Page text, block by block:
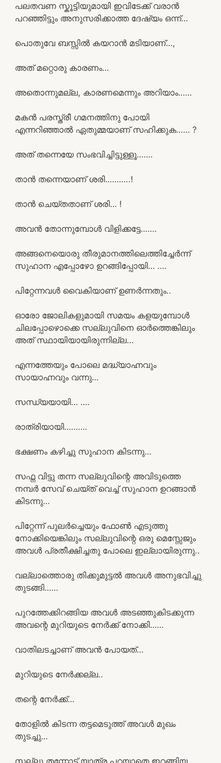
പലതവണ സ്കൂട്ടിയുമായി ഇവിടേക്ക് വരാൻ
പറഞ്ഞിട്ടും അനുസരിക്കാത്ത ദേഷ്യം ഒന്ന്…
പൊതുവേ ബസ്സിൽ കയറാൻ മടിയാണ്…,
അത് മറ്റൊരു കാരണം…
അതൊന്നുമല്ല, കാരണമെന്നും അറിയാം……
മകൻ പരസ്ത്രീ ഗമനത്തിനു പോയി
എന്നറിഞ്ഞാൽ ഏതുമ്മയാണ് സഹിക്കുക…… ?
അത് തന്നെയേ സംഭവിച്ചിട്ടുള്ളൂ…….
താൻ തന്നെയാണ് ശരി………..!
താൻ ചെയ്തതാണ് ശരി… !
അവൻ തോന്നുമ്പോൾ വിളിക്കട്ടേ…….
അങ്ങനെയൊരു തീരുമാനത്തിലെത്തിച്ചേർന്ന്
സുഹാന എപ്പോഴോ ഉറങ്ങിപ്പോയി… ….
പിറ്റേന്നവൾ വൈകിയാണ് ഉണർന്നതും..
ഓരോ ജോലികളുമായി സമയം കളയുമ്പോൾ
ചിലപ്പോഴൊക്കെ സല്ലുവിനെ ഓർത്തെങ്കിലും
അത് സ്ഥായിയായിരുന്നില്ല…
എന്നത്തേയും പോലെ മദ്ധ്യാഹ്നവും
സായാഹ്നവും വന്നു…
സന്ധ്യയായി… ….
രാത്രിയായി……….
ഭക്ഷണം കഴിച്ചു സുഹാന കിടന്നു…
സഫ്ന വിട്ടു തന്ന സല്ലുവിന്റെ അവിടുത്തെ
നമ്പർ സേവ് ചെയ്ത് വെച്ച് സുഹാന ഉറങ്ങാൻ
കിടന്നു…
പിറ്റേന്ന് പുലർച്ചെയും ഫോൺ എടുത്തു
നോക്കിയെങ്കിലും സല്ലുവിന്റെ ഒരു മെസ്സേജും
അവൾ പ്രതീക്ഷിച്ചതു പോലെ ഇല്ലായിരുന്നു..
വല്ലാത്തൊരു തിക്കുമുട്ടൽ അവൾ അനുഭവിച്ചു
തുടങ്ങി……
പുറത്തേക്കിറങ്ങിയ അവൾ അടഞ്ഞുകിടക്കുന്ന
അവന്റെ മുറിയുടെ നേർക്ക് നോക്കി……
വാതിലടച്ചാണ് അവൻ പോയത്…
മുറിയുടെ നേർക്കല്ല..
തന്റെ നേർക്ക്…
തോളിൽ കിടന്ന തട്ടമെടുത്ത് അവൾ മുഖം
തുടച്ചു…
സല്ലു തന്നോട് യാത്ര പറയാതെ ഇറങ്ങിയ